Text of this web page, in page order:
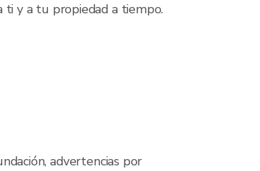
ti y a tu propiedad a tiempo.
advertencias por